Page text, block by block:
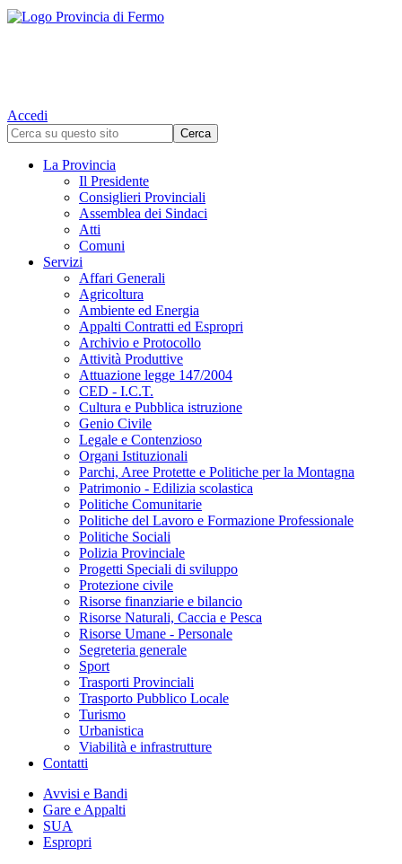
Accedi
La Provincia
Il Presidente
Consiglieri Provinciali
Assemblea dei Sindaci
Atti
Comuni
Servizi
Affari Generali
Agricoltura
Ambiente ed Energia
Appalti Contratti ed Espropri
Archivio e Protocollo
Attività Produttive
Attuazione legge 147/2004
CED - I.C.T.
Cultura e Pubblica istruzione
Genio Civile
Legale e Contenzioso
Organi Istituzionali
Parchi, Aree Protette e Politiche per la Montagna
Patrimonio - Edilizia scolastica
Politiche Comunitarie
Politiche del Lavoro e Formazione Professionale
Politiche Sociali
Polizia Provinciale
Progetti Speciali di sviluppo
Protezione civile
Risorse finanziarie e bilancio
Risorse Naturali, Caccia e Pesca
Risorse Umane - Personale
Segreteria generale
Sport
Trasporti Provinciali
Trasporto Pubblico Locale
Turismo
Urbanistica
Viabilità e infrastrutture
Contatti
Avvisi e Bandi
Gare e Appalti
SUA
Espropri